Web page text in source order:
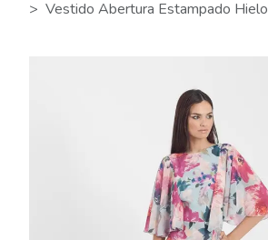
Vestido Abertura Estampado Hielo